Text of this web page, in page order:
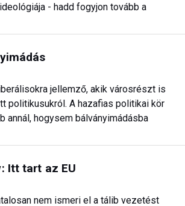
- hadd fogyjon tovább a
jellemző, akik városrészt is
politikusukról. A hazafias politikai kör
annál, hogysem bálványimádásba
Itt tart az EU
nem ismeri el a tálib vezetést